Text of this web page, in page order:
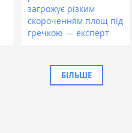
загрожує різким
скороченням площ під
гречкою — експерт
БІЛЬШЕ